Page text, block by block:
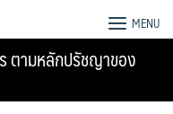
MENU
ตามหลักปรัชญาของ